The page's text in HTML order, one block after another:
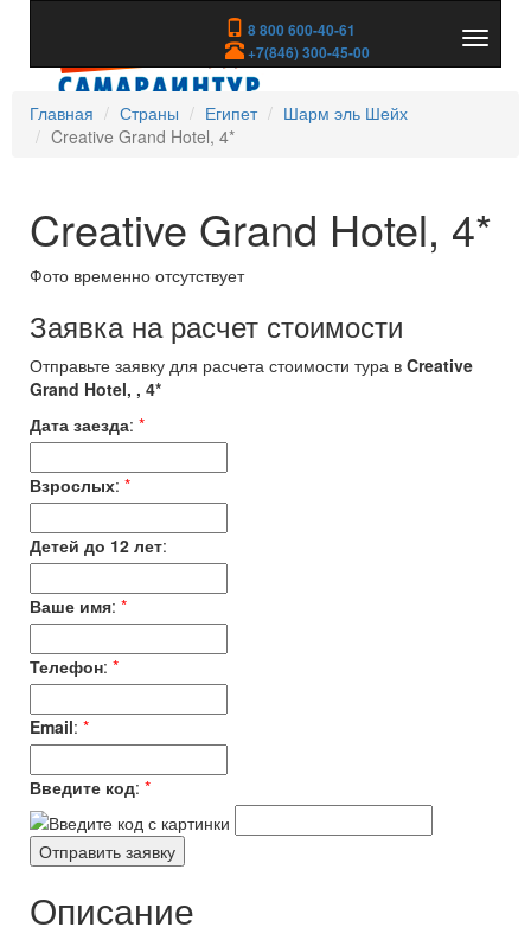
8 800 600-40-61
+7(846) 300-45-00
скрыть
Главная
Страны Египет
Шарм эль Шейх
Creative Grand Hotel, 4*
Creative Grand Hotel, 4*
Фото временно отсутствует
Заявка на расчет стоимости
Отправьте заявку для расчета стоимости тура в Creative
Grand Hotel, , 4*
Дата заезда: *
Взрослых: *
Детей до 12 лет:
Ваше имя: *
Телефон: *
Email: *
Введите код: *
Описание